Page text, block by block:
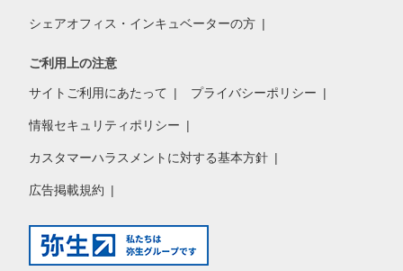
シェアオフィス・インキュベーターの方
ご利用上の注意
サイトご利用にあたって プライバシーポリシー
情報セキュリティポリシー
カスタマーハラスメントに対する基本方針
広告掲載規約